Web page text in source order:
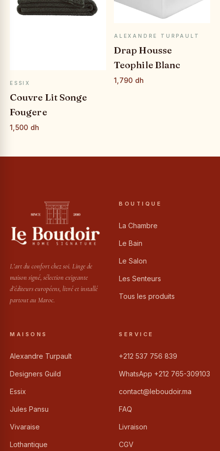
APERÇU RAPIDE
ESSIX
Couvre Lit Songe
Fougere
1,500 dh
APERÇU RAPIDE
ALEXANDRE TURPAULT
Drap Housse
Teophile Blanc
1,790 dh
L’art du confort chez soi. Linge de
maison signé, sélection exigeante
d’éditeurs européens, livré et installé
partout au Maroc.
BOUTIQUE
La Chambre
Le Bain
Le Salon
Les Senteurs
Tous les produits
MAISONS
Alexandre Turpault
Designers Guild
Essix
Jules Pansu
Vivaraise
Lothantique
SERVICE
+212 537 756 839
WhatsApp +212 765-309103
contact@leboudoir.ma
FAQ
Livraison
CGV